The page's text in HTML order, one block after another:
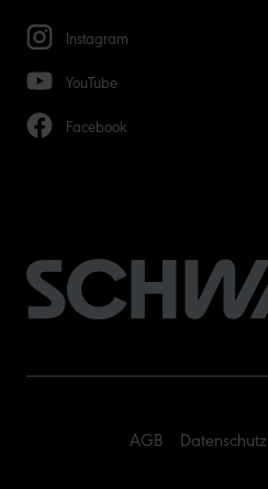
Instagram
YouTube
Facebook
AGB Datenschutz